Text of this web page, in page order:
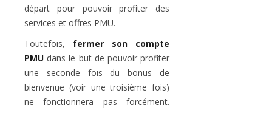
départ pour pouvoir profiter des
services et offres PMU.
Toutefois, fermer son compte
PMU dans le but de pouvoir profiter
une seconde fois du bonus de
bienvenue (voir une troisième fois)
ne fonctionnera pas forcément.